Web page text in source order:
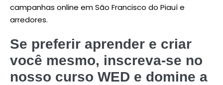
campanhas online em São Francisco do Piauí e
arredores.
Se preferir aprender e criar
você mesmo, inscreva-se no
nosso curso WED e domine a